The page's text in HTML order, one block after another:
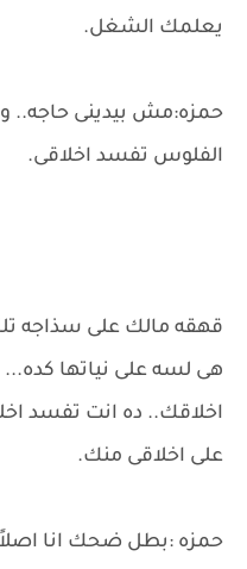
يعلمك الشغل.
حمزه:مش بيدينى حاجه..
الفلوس تفسد اخلاقى.
قهقه مالك على سذاجه
هى لسه على نياتها
اخلاقك.. ده انت تفسد
على اخلاقى منك.
حمزه :بطل ضحك انا